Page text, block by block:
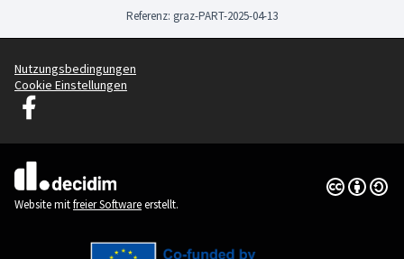
Referenz: graz-PART-2025-04-13
Nutzungsbedingungen
Cookie Einstellungen
Graz Gemeinsam Gestalten auf Facebook
(Externer Link)
Website mitfreier Softwareerstellt.
Creative
(Externer